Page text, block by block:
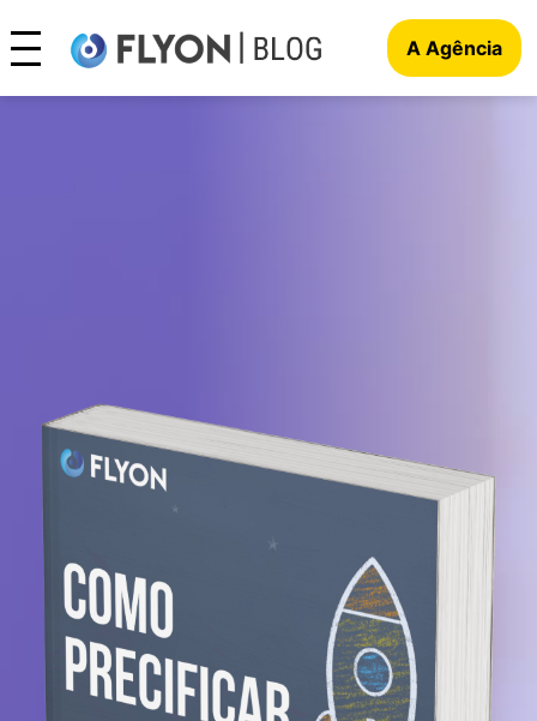
A Agência